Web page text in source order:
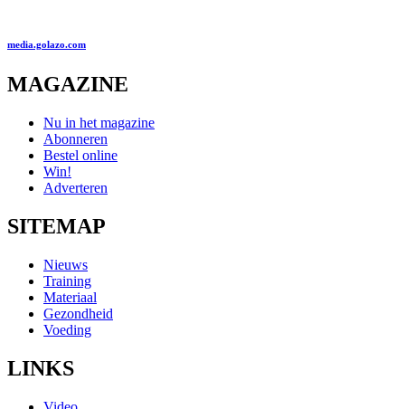
media.golazo.com
MAGAZINE
Nu in het magazine
Abonneren
Bestel online
Win!
Adverteren
SITEMAP
Nieuws
Training
Materiaal
Gezondheid
Voeding
LINKS